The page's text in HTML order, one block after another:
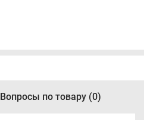
Вопросы по товару (0)